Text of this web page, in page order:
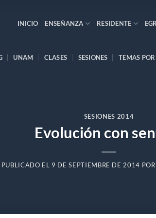
INICIO ENSEÑANZA RESIDENTE
UNAM CLASES SESIONES TEMAS
SESIONES 2014
Evolución con
PUBLICADO EL 9 DE SEPTIEMBRE DE 2014 POR